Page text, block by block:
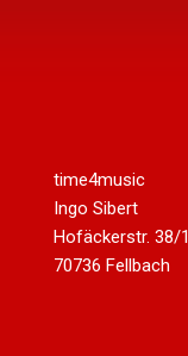
time4music
Ingo Sibert
Hofäckerstr. 38/1
70736 Fellbach